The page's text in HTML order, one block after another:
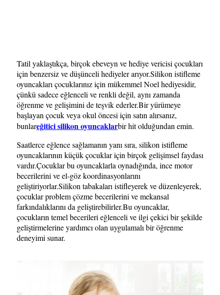
Tatil yaklaştıkça, birçok ebeveyn ve hediye vericisi çocukları
için benzersiz ve düşünceli hediyeler arıyor.Silikon istifleme
oyuncakları çocuklarınız için mükemmel Noel hediyesidir,
çünkü sadece eğlenceli ve renkli değil, aynı zamanda
öğrenme ve gelişimini de teşvik ederler.Bir yürümeye
başlayan çocuk veya okul öncesi için satın alırsanız,
bunlareğitici silikon oyuncaklarbir hit olduğundan emin.
Saatlerce eğlence sağlamanın yanı sıra, silikon istifleme
oyuncaklarının küçük çocuklar için birçok gelişimsel faydası
vardır.Çocuklar bu oyuncaklarla oynadığında, ince motor
becerilerini ve el-göz koordinasyonlarını
geliştiriyorlar.Silikon tabakaları istifleyerek ve düzenleyerek,
çocuklar problem çözme becerilerini ve mekansal
farkındalıklarını da geliştirebilirler.Bu oyuncaklar,
çocukların temel becerileri eğlenceli ve ilgi çekici bir şekilde
geliştirmelerine yardımcı olan uygulamalı bir öğrenme
deneyimi sunar.